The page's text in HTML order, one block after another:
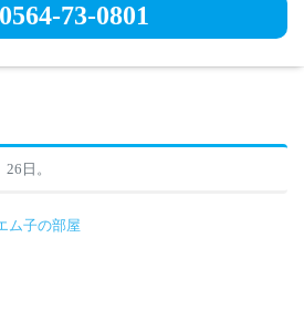
0564-73-0801
26日。
ム子の部屋